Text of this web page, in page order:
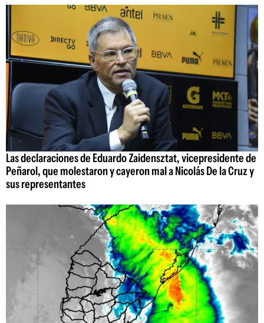
Las declaraciones de Eduardo Zaidensztat, vicepresidente de
Peñarol, que molestaron y cayeron mal a Nicolás De la Cruz y
sus representantes